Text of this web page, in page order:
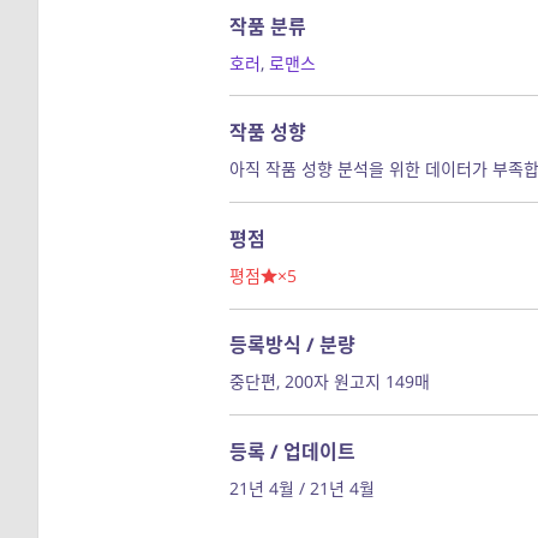
작품 분류
호러, 로맨스
작품 성향
아직 작품 성향 분석을 위한 데이터가 부족
평점
평점 ×5
등록방식 / 분량
중단편, 200자 원고지 149매
등록 / 업데이트
21년 4월 / 21년 4월